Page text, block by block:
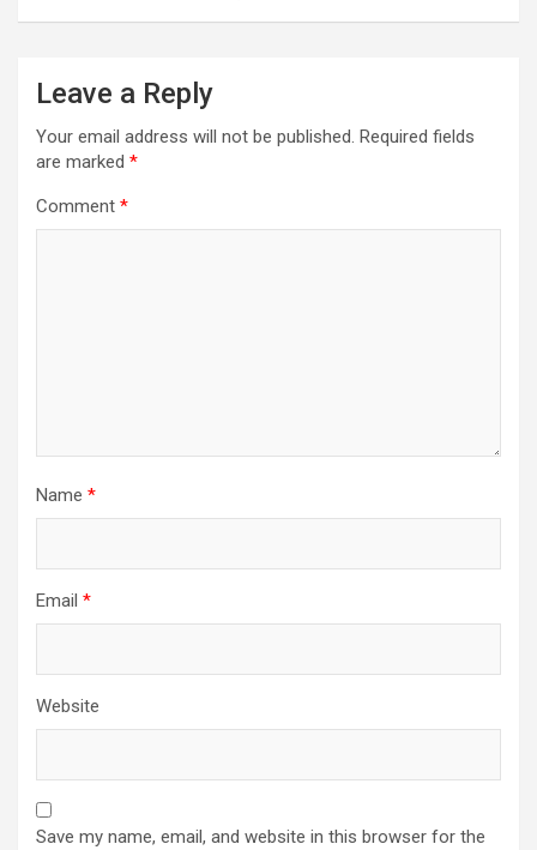
Leave a Reply
Your email address will not be published. Required fields
are marked *
Comment *
Name *
Email *
Website
Save my name, email, and website in this browser for the